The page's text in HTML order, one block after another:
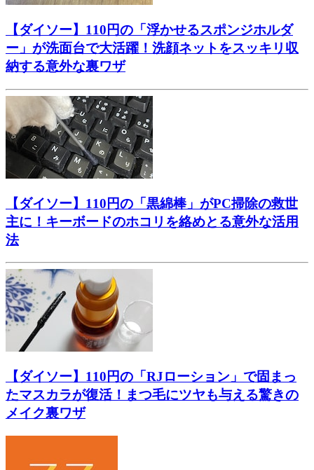
【ダイソー】110円の「浮かせるスポンジホルダ
ー」が洗面台で大活躍！洗顔ネットをスッキリ収
納する意外な裏ワザ
【ダイソー】110円の「黒綿棒」がPC掃除の救世
主に！キーボードのホコリを絡めとる意外な活用
法
【ダイソー】110円の「RJローション」で固まっ
たマスカラが復活！まつ毛にツヤも与える驚きの
メイク裏ワザ